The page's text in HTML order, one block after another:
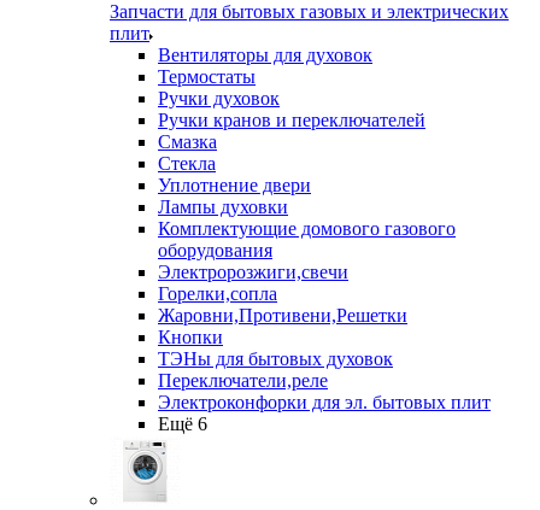
Запчасти для бытовых газовых и электрических
плит
Вентиляторы для духовок
Термостаты
Ручки духовок
Ручки кранов и переключателей
Смазка
Стекла
Уплотнение двери
Лампы духовки
Комплектующие домового газового
оборудования
Электророзжиги,свечи
Горелки,сопла
Жаровни,Противени,Решетки
Кнопки
ТЭНы для бытовых духовок
Переключатели,реле
Электроконфорки для эл. бытовых плит
Ещё 6